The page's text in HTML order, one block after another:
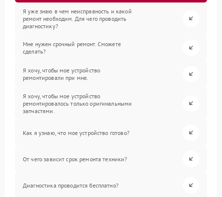
Я уже знаю в чем неисправность и какой
ремонт необходим. Для чего проводить
диагностику?
Мне нужен срочный ремонт. Сможете
сделать?
Я хочу, чтобы мое устройство
ремонтировали при мне.
Я хочу, чтобы мое устройство
ремонтировалось только оригинальными
запчастями.
Как я узнаю, что мое устройство готово?
От чего зависит срок ремонта техники?
Диагностика проводится бесплатно?